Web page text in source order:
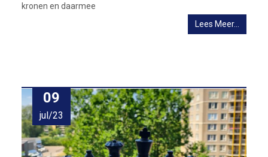
kronen en daarmee
Lees Meer…
09
jul/23